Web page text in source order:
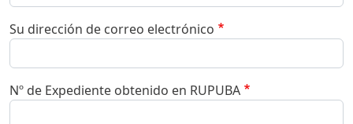
Su dirección de correo electrónico
Nº de Expediente obtenido en RUPUBA